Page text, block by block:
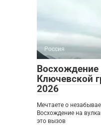
Россия
Ключевской
2026
Мечтаете о
Восхождение на
это вызов